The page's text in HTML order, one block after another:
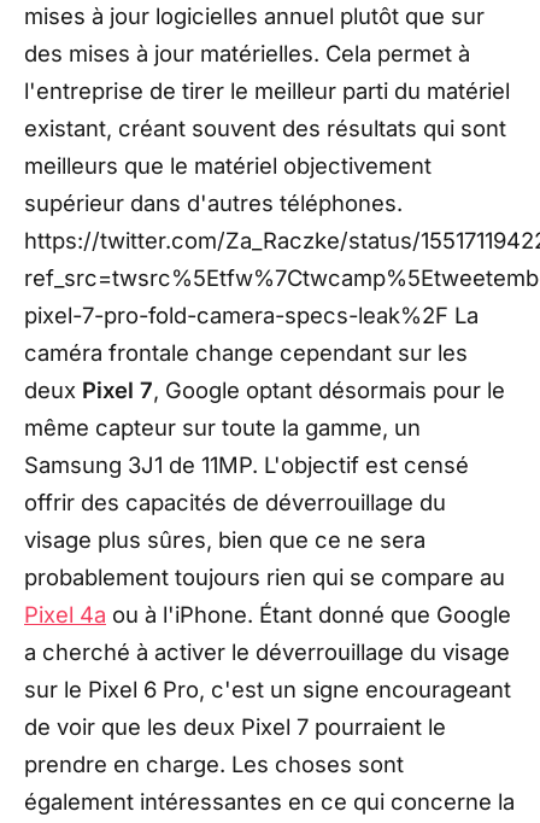
mises à jour logicielles annuel plutôt que sur
des mises à jour matérielles. Cela permet à
l'entreprise de tirer le meilleur parti du matériel
existant, créant souvent des résultats qui sont
meilleurs que le matériel objectivement
supérieur dans d'autres téléphones.
https://twitter.com/Za_Raczke/status/
pixel-7-pro-fold-camera-specs-leak%2F La
caméra frontale change cependant sur les
deux Pixel 7, Google optant désormais pour le
même capteur sur toute la gamme, un
Samsung 3J1 de 11MP. L'objectif est censé
offrir des capacités de déverrouillage du
visage plus sûres, bien que ce ne sera
probablement toujours rien qui se compare au
Pixel 4a ou à l'iPhone. Étant donné que Google
a cherché à activer le déverrouillage du visage
sur le Pixel 6 Pro, c'est un signe encourageant
de voir que les deux Pixel 7 pourraient le
prendre en charge. Les choses sont
également intéressantes en ce qui concerne la